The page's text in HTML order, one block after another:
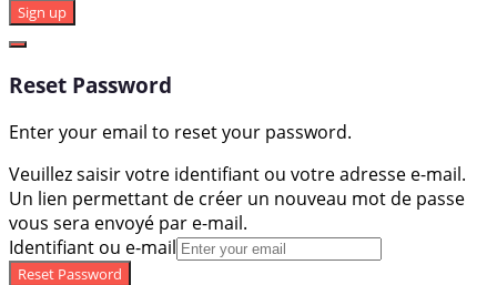
Sign up
Reset Password
Enter your email to reset your password.
Veuillez saisir votre identifiant ou votre adresse e-mail.
Un lien permettant de créer un nouveau mot de passe
vous sera envoyé par e-mail.
Identifiant ou e-mail
Reset Password